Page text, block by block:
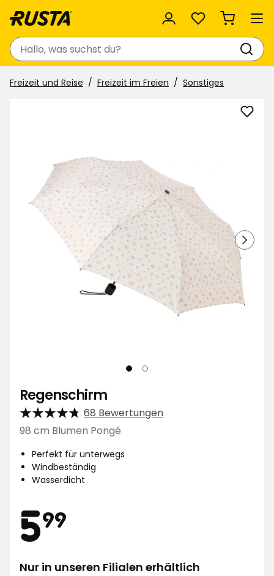
Favoriten
Suchen
Freizeit und Reise Freizeit im Freien Sonstiges
Regenschirm
68 Bewertungen
98 cm Blumen Pongé
Perfekt für unterwegs
Windbeständig
Wasserdicht
Preis
599
Nur in unseren Filialen erhältlich